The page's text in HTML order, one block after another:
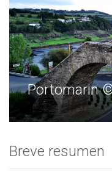
Portomarin
Breve resumen